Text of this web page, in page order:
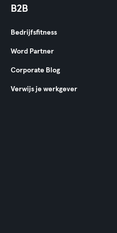
B2B
Bedrijfsfitness
Word Partner
Corporate Blog
Verwijs je werkgever